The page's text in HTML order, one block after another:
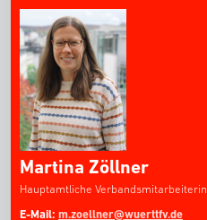
Martina Zöllner
Hauptamtliche Verbandsmitarbeiterin
E-Mail: m.zoellner@wuerttfv.de